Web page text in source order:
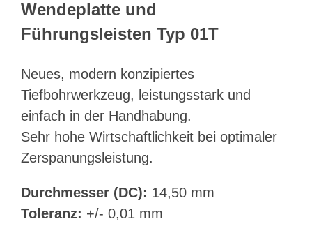
Wendeplatte und
Führungsleisten Typ 01T
Neues, modern konzipiertes
Tiefbohrwerkzeug, leistungsstark und
einfach in der Handhabung.
Sehr hohe Wirtschaftlichkeit bei optimaler
Zerspanungsleistung.
Durchmesser (DC): 14,50 mm
Toleranz: +/- 0,01 mm